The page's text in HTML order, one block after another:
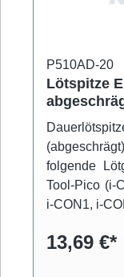
P510AD-20
Lötspitze
folgende
Tool-Pico (i-
i-CON1, i-
13,69 €*